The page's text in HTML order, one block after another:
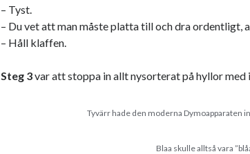
– Tyst.
– Du vet att man måste platta till och dra ordentligt,
– Håll klaffen.
Steg 3var att stoppa in allt nysorterat på hyllor
Tyvärr hade den moderna Dymoapparaten
Blaa skulle alltså vara